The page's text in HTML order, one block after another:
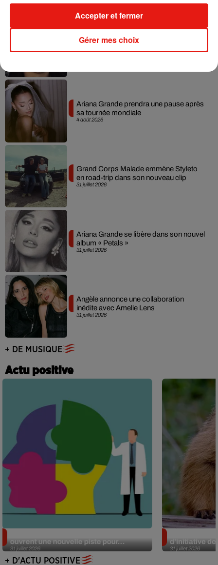
Tiny Desk invite Charlie Puth pour une
4 août 2026
Ariana Grande prendra une pause après
sa tournée mondiale
31 juillet 2026
Grand Corps Malade emmène Styleto
en road-trip dans son nouveau clip
31 juillet 2026
Ariana Grande se libère dans son nouvel
album « Petals »
31 juillet 2026
Angèle annonce une collaboration
inédite avec Amelie Lens
+ DE MUSIQUE
Actu positive
31 juillet 2026
ouvrent une nouvelle piste pour...
31 juillet 2026
d’initiative
+ D'ACTU POSITIVE
Gérer mes choix
Accepter et fermer